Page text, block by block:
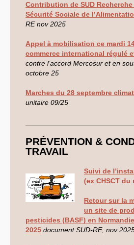
Doctorants
Stagiaires
GIEEditions
ADAS
100.CVPP
Retours sur les Comités
(jusqu’à 2022)
Université Gustave Eiffel
Actualité
INED
Sud-Ined en action
Sud-Ined s’engage
Auvergne
Bordeaux
CNRS DR15
Instances Régionales de
la Délégation Aquitaine
CRDPS« Action Sociale »
CORAS)
« Formation
Contribution de SUD
Sécurité Sociale de
REnov 2025
Appel à mobilisation ce mardi
commerce international régulé
contre l’accord Mercosur et en
octobre 25
Marches du 28 septembre
unitaire 09/25
PRÉVENTION &
TRAVAIL
Suivi de
(ex CHSCT du
Retour sur la
un site de
pesticides (BASF) en
2025 documentSUD-RE, nov